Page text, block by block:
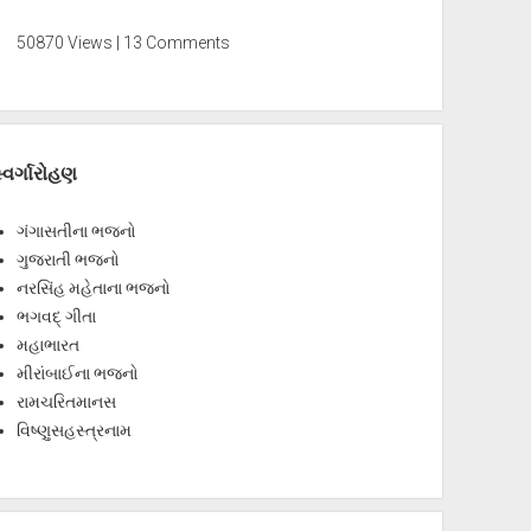
50870 Views | 13 Comments
ગંગાસતીના ભજનો
ગુજરાતી ભજનો
નરસિંહ મહેતાના ભજનો
ભગવદ્ ગીતા
મહાભારત
મીરાંબાઈના ભજનો
રામચરિતમાનસ
વિષ્ણુસહસ્ત્રનામ